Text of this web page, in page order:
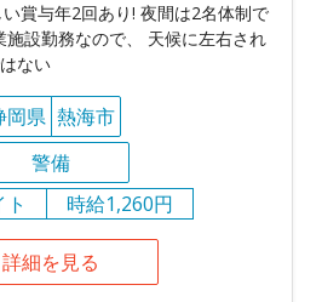
い賞与年2回あり! 夜間は2名体制で
施設勤務なので、 天候に左右され
ない
岡県 熱海市
警備
時給1,260円
詳細を見る